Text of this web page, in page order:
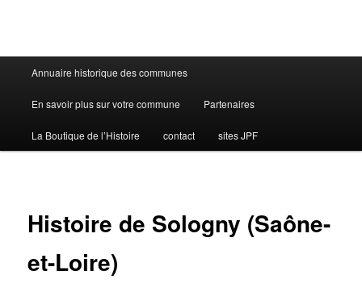
Menu
principal
Annuaire historique des communes
En savoir plus sur votre commune Partenaires
La Boutique de l’Histoire contact sites JPF
Histoire de Sologny (Saône-
et-Loire)